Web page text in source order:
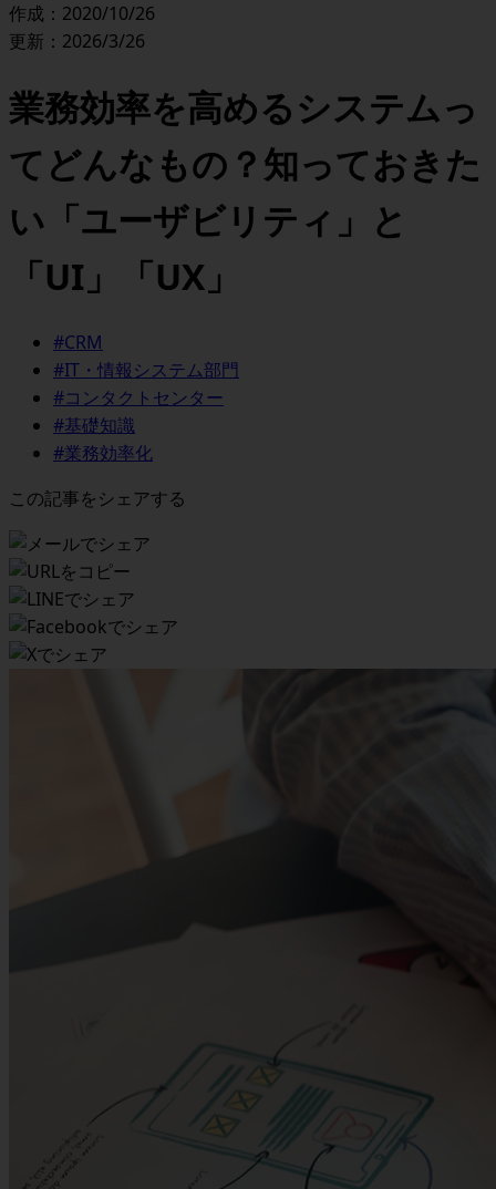
作成：2020/10/26
更新：2026/3/26
業務効率を高めるシステムっ
てどんなもの？知っておきた
い「ユーザビリティ」と
「UI」「UX」
#CRM
#IT・情報システム部門
#コンタクトセンター
#基礎知識
#業務効率化
この記事をシェアする